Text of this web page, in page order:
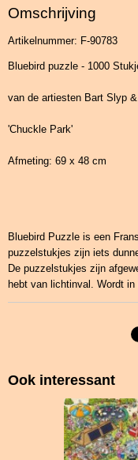
Omschrijving
Artikelnummer: F-90783
Bluebird puzzle - 1000
van de artiesten Bart Slyp
'Chuckle Park'
Afmeting: 69 x 48 cm
Bluebird Puzzle is een
puzzelstukjes zijn iets
De puzzelstukjes zijn
hebt van lichtinval. Wordt
Ook interessant